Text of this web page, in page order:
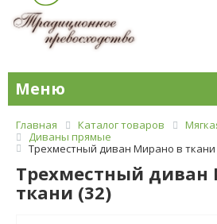
Меню
Главная Каталог товаров
Диваны прямые
Трехместный диван Мирано в ткани
Трехместный диван
ткани (32)